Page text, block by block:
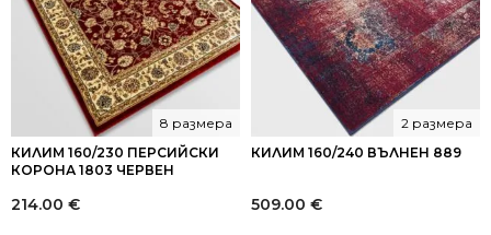
КИЛИМ 160/230 ПЕРСИЙСКИ
КОРОНА 1803 ЧЕРВЕН
8 размера
214.00 €
КИЛИМ 160/240 ВЪЛНЕН 889
2 размера
509.00 €